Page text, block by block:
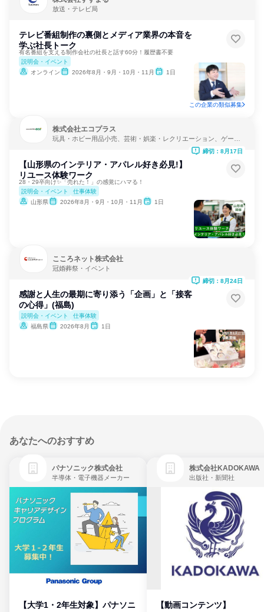
放送・テレビ局
テレビ番組制作の裏側とメディア業界の本音を
学ぶ社長トーク
有名番組を支える制作会社の社長と話す60分！履歴書不要
説明会・イベント
オンライン
2026年8月・9月・10月・11月 1日
この企業の類似募集
株式会社エコプラス
玩具・ホビー用品小売、芸術・娯楽・レクリエーション、ゲーム
【山形県のインテリア・アパレル好き必見!】
リユース体験ワーク
28・29卒向け✨「売れた！」の感覚にハマる！
説明会・イベント
仕事体験
山形県
2026年8月・9月・10月・11月 1日
締切：8月17日
こころネット株式会社
冠婚葬祭・イベント
感謝と人生の最期に寄り添う「企画」と「接客
の心得」(福島)
説明会・イベント
仕事体験
福島県
2026年8月 1日
締切：8月24日
あなたへのおすすめ
パナソニック株式会社
半導体・電子機器メーカー
【大学1・2年生対象】パナソニ
株式会社KADOKAWA
出版社・新聞社
【動画コンテンツ】